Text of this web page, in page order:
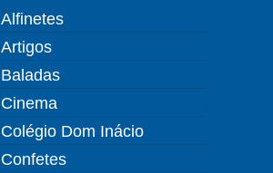
Alfinetes
Artigos
Baladas
Cinema
Colégio Dom Inácio
Confetes